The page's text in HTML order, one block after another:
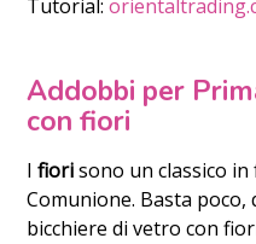
Tutorial:
Addobbi per
con fiori
Ifiorisono un classico
Comunione. Basta
bicchiere di vetro con